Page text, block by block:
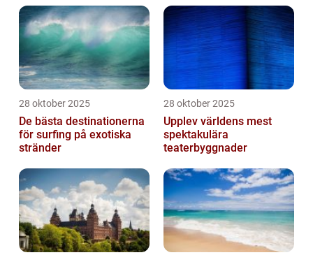
28 oktober 2025
De bästa destinationerna
för surfing på exotiska
stränder
28 oktober 2025
Upplev världens mest
spektakulära
teaterbyggnader